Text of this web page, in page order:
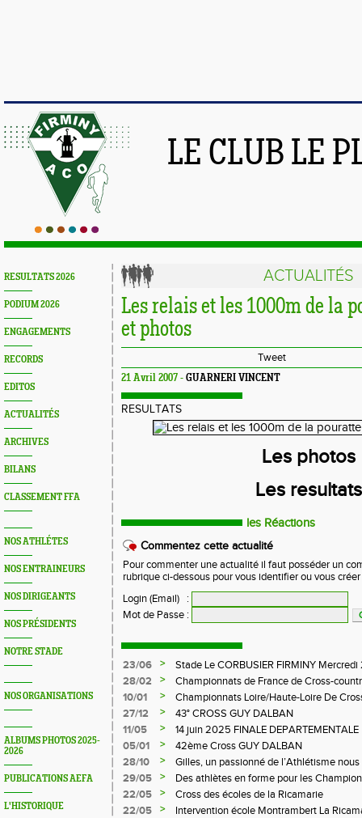
LE CLUB LE
RESULTATS 2026
PODIUM 2026
ENGAGEMENTS
RECORDS
EDITOS
ACTUALITÉS
ARCHIVES
BILANS
CLASSEMENT FFA
NOS ATHLÉTES
NOS ENTRAINEURS
NOS DIRIGEANTS
NOS PRÉSIDENTS
NOTRE STADE
NOS ORGANISATIONS
ALBUMS PHOTOS 2025-
2026
PUBLICATIONS AEFA
L'HISTORIQUE
ACTUALITÉS
Les relais et les 1000m de la
et photos
Tweet
21 Avril 2007 - GUARNERI VINCENT
RESULTATS
Les photos
Les resultats
les Réactions
Commentez cette actualité
Pour commenter une actualité il faut posséder un
rubrique ci-dessous pour vous identifier ou vous
Login (Email)
:
Mot de Passe :
23/06 >
Stade Le CORBUSIER FIRMINY
28/02
>
Championnats de France de Cross-
10/01
>
Championnats Loire/Haute-Loire De
27/12
>
43° CROSS GUY DALBAN
11/05
>
14 juin 2025 FINALE
LE CHAMBON FEUGEROLLES
05/01 >
42ème Cross GUY DALBAN
28/10
>
Gilles, un passionné de l’Athlétisme
29/05
>
Des athlètes en forme pour les
22/05
>
Cross des écoles de la Ricamarie
22/05
>
Intervention école Montrambert La